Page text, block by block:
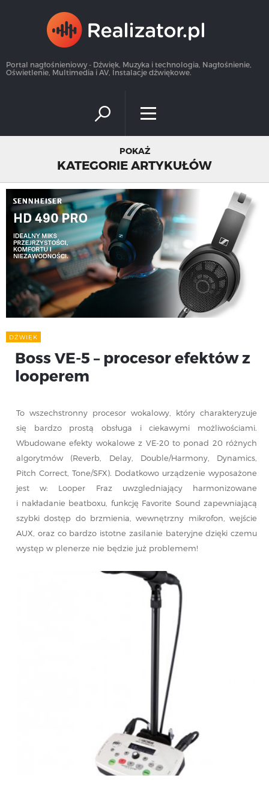
Portal nagłośnieniowy - Dźwięk, Muzyka i technologia, Nagłośnienie,
Oświetlenie, Multimedia i AV, Instalacje dźwiękowe.
POKAŻ
KATEGORIE ARTYKUŁÓW
DŹWIĘK
Boss VE-5 – procesor efektów z
looperem
To wszechstronny procesor wokalowy, który charakteryzuje
się bardzo prostą obsługa i ciekawymi możliwościami.
Wbudowane efekty wokalowe z VE-20 to ponad 20 różnych
algorytmów (Reverb, Delay, Double/Harmony, Dynamics,
Pitch Correct, Tone/SFX). Dodatkowo urządzenie wyposażone
jest w: Looper Fraz uwzgledniający harmonizowane
i nakładanie beatboxu, funkcję Favorite Sound zapewniającą
szybki dostęp do brzmienia, wewnętrzny mikrofon, wejście
AUX, oraz co bardzo istotne zasilanie bateryjne dzięki czemu
występ w plenerze nie będzie już problemem!